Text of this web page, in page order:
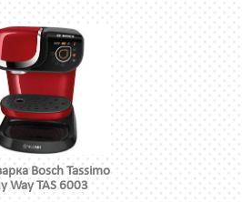
Bosch Tassimo
Way TAS 6003